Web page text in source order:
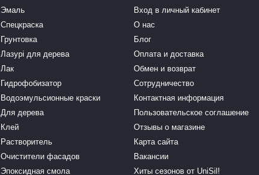
Эмаль
Спецкраска
Грунтовка
Лазурі для дерева
Лак
Гидрофобизатор
Водоэмульсионные краски
Для дерева
Клей
Растворитель
Очистители фасадов
Эпоксидная смола
Вход в личный кабинет
О нас
Блог
Оплата и доставка
Обмен и возврат
Сотрудничество
Контактная информация
Пользовательское соглашение
Отзывы о магазине
Карта сайта
Вакансии
Хиты сезонов от UniSil!